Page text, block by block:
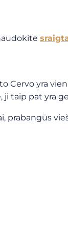
Cervo yra
taip pat yra
prabangūs